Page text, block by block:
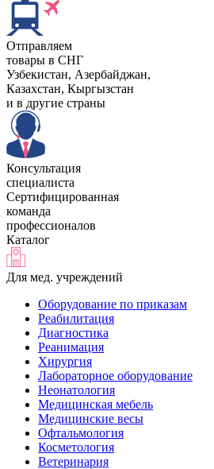
Отправляем
товары в СНГ
Узбекистан, Aзербайджан,
Казахстан, Кыргызстан
и в другие страны
Консультация
специалиста
Сертифицированная
команда
профессионалов
Каталог
Для мед. учреждений
Оборудование по приказам
Реабилитация
Диагностика
Реанимация
Хирургия
Лабораторное оборудование
Неонатология
Медицинская мебель
Медицинские весы
Офтальмология
Косметология
Ветеринария